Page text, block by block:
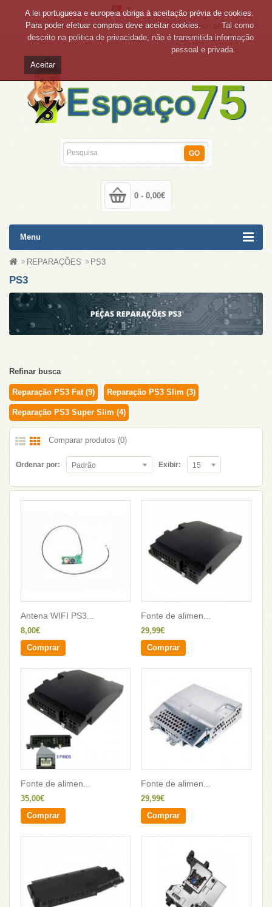
Conta de cliente Lista de desejos (0) Concluir pedido
GO
0 - 0,00€
Menu
REPARAÇÕES PS3
PS3
Refinar busca
Reparação PS3 Fat (9) Reparação PS3 Slim (3)
Reparação PS3 Super Slim (4)
Comparar produtos (0)
Ordenar por: Padrão Exibir: 15
Antena WIFI PS3...
8,00€
Comprar
Fonte de alimen...
29,99€
Comprar
Fonte de alimen...
35,00€
Comprar
Fonte de alimen...
29,99€
Comprar
A lei portuguesa e europeia obriga à aceitação prévia de cookies.
Para poder efetuar compras deve aceitar cookies.
Tal como
descrito na politica de privacidade, não é transmitida informação
pessoal e privada.
Aceitar